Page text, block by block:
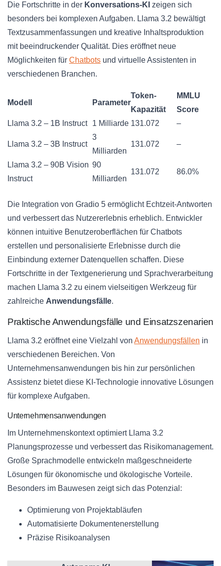
Die Fortschritte in der Konversations-KI zeigen sich
besonders bei komplexen Aufgaben. Llama 3.2 bewältigt
Textzusammenfassungen und kreative Inhaltsproduktion
mit beeindruckender Qualität. Dies eröffnet neue
Möglichkeiten für Chatbots und virtuelle Assistenten in
verschiedenen Branchen.
Modell Parameter
Token-
Kapazität
MMLU
Score
Llama 3.2 – 1B Instruct
1 Milliarde 131.072 –
Llama 3.2 – 3B Instruct
3
Milliarden
131.072 –
Llama 3.2 – 90B Vision
Instruct
90
Milliarden
131.072 86.0%
Die Integration von Gradio 5 ermöglicht Echtzeit-Antworten
und verbessert das Nutzererlebnis erheblich. Entwickler
können intuitive Benutzeroberflächen für Chatbots
erstellen und personalisierte Erlebnisse durch die
Einbindung externer Datenquellen schaffen. Diese
Fortschritte in der Textgenerierung und Sprachverarbeitung
machen Llama 3.2 zu einem vielseitigen Werkzeug für
zahlreiche Anwendungsfälle.
Praktische Anwendungsfälle und Einsatzszenarien
Llama 3.2 eröffnet eine Vielzahl von Anwendungsfällen in
verschiedenen Bereichen. Von
Unternehmensanwendungen bis hin zur persönlichen
Assistenz bietet diese KI-Technologie innovative Lösungen
für komplexe Aufgaben.
Unternehmensanwendungen
Im Unternehmenskontext optimiert Llama 3.2
Planungsprozesse und verbessert das Risikomanagement.
Große Sprachmodelle entwickeln maßgeschneiderte
Lösungen für ökonomische und ökologische Vorteile.
Besonders im Bauwesen zeigt sich das Potenzial:
Optimierung von Projektabläufen
Automatisierte Dokumentenerstellung
Präzise Risikoanalysen